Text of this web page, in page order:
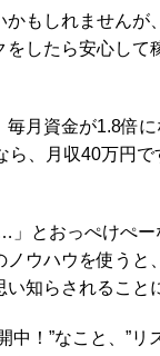
かもしれませんが
をしたら安心して
月資金が1.8倍に
ら、月収40万円で
」とおっぺけぺー
ノウハウを使うと
知らされること
中！”なこと、”リ